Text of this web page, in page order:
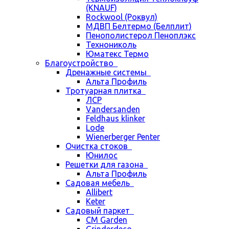
(KNAUF)
Rockwool (Роквул)
МДВП Белтермо (Белплит)
Пенополистерол Пеноплэкс
Технониколь
Юматекс Термо
Благоустройство
Дренажные системы
Альта Профиль
Тротуарная плитка
ЛСР
Vandersanden
Feldhaus klinker
Lode
Wienerberger Penter
Очистка стоков
Юнилос
Решетки для газона
Альта Профиль
Садовая мебель
Allibert
Keter
Садовый паркет
CM Garden